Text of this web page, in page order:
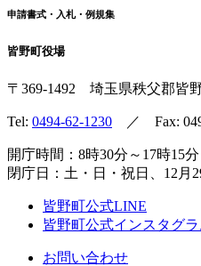
申請書式・入札・例規集
皆野町役場
〒369-1492 埼玉県秩父郡皆
Tel: 0494-62-1230 ／ Fax:
開庁時間：8時30分～17時15分
閉庁日：土・日・祝日、12月
皆野町公式LINE
皆野町公式インスタグラ
お問い合わせ